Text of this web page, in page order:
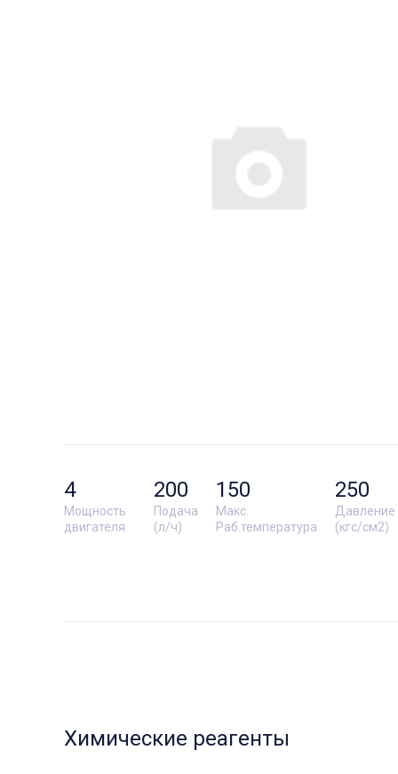
Мощность
двигателя
4
Подача
(л/ч)
200
Макс.
Раб.температура
150
Давление
(кгс/см2)
250
Химические реагенты